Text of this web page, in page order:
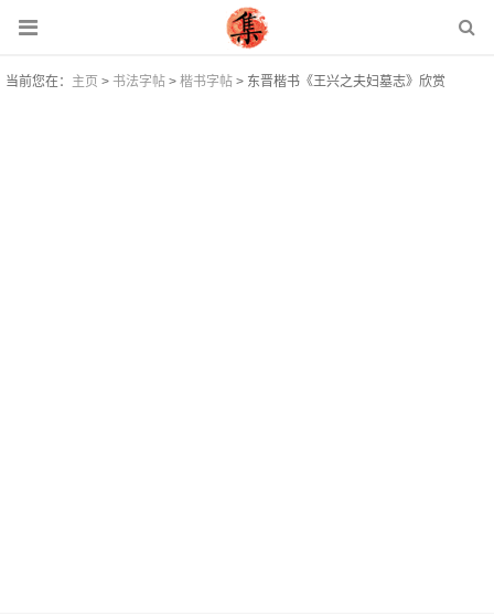
当前您在： 主页 > 书法字帖 > 楷书字帖 > 东晋楷书《王兴之夫妇墓志》欣赏